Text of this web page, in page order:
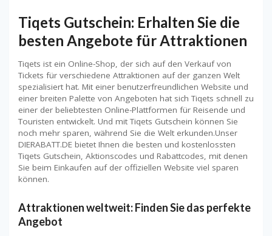
Tiqets Gutschein: Erhalten Sie die
besten Angebote für Attraktionen
Tiqets ist ein Online-Shop, der sich auf den Verkauf von
Tickets für verschiedene Attraktionen auf der ganzen Welt
spezialisiert hat. Mit einer benutzerfreundlichen Website und
einer breiten Palette von Angeboten hat sich Tiqets schnell zu
einer der beliebtesten Online-Plattformen für Reisende und
Touristen entwickelt. Und mit Tiqets Gutschein können Sie
noch mehr sparen, während Sie die Welt erkunden.Unser
DIERABATT.DE bietet Ihnen die besten und kostenlossten
Tiqets Gutschein, Aktionscodes und Rabattcodes, mit denen
Sie beim Einkaufen auf der offiziellen Website viel sparen
können.
Attraktionen weltweit: Finden Sie das perfekte
Angebot